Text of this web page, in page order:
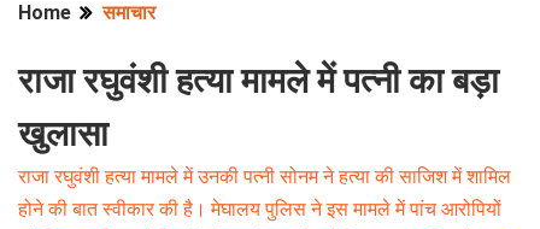
Home समाचार
राजा रघुवंशी हत्या मामले में पत्नी का बड़ा
खुलासा
राजा रघुवंशी हत्या मामले में उनकी पत्नी सोनम ने हत्या की साजिश में शामिल
होने की बात स्वीकार की है। मेघालय पुलिस ने इस मामले में पांच आरोपियों